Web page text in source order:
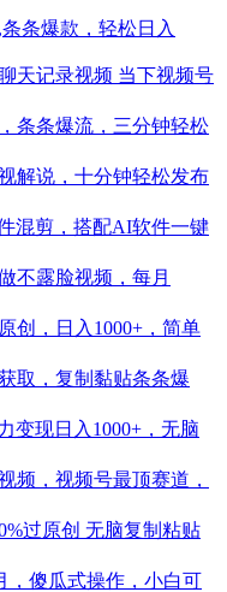
条爆款，轻松日入
天记录视频 当下视频号
条条爆流，三分钟轻松
解说，十分钟轻松发布
混剪，搭配AI软件一键
不露脸视频，每月
创，日入1000+，简单
取，复制黏贴条条爆
变现日入1000+，无脑
频，视频号最顶赛道，
过原创 无脑复制粘贴
，傻瓜式操作，小白可